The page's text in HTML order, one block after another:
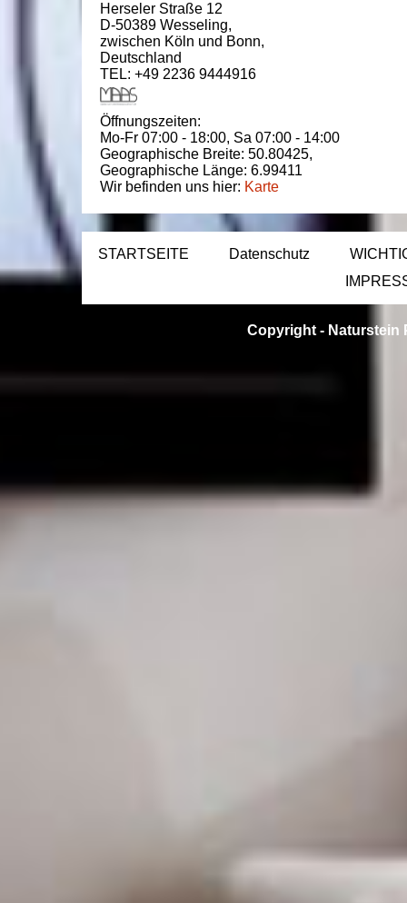
Herseler Straße 12
D-50389 Wesseling,
zwischen Köln und Bonn,
Deutschland
TEL: +49 2236 9444916
Öffnungszeiten:
Mo-Fr 07:00 - 18:00, Sa 07:00 - 14:00
Geographische Breite: 50.80425,
Geographische Länge: 6.99411
Wir befinden uns hier: Karte
STARTSEITE Datenschutz
Copyright - Naturstein